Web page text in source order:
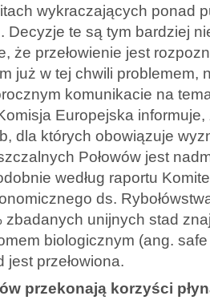
wykraczających ponad
Decyzje te są tym bardziej
że przełowienie jest
już w tej chwili problemem,
komunikacie na
Europejska informuje,
dla których obowiązuje
Połowów jest
według raportu
ds.
zbadanych unijnych stad
biologicznym (ang.
jest przełowiona.
przekonają korzyści